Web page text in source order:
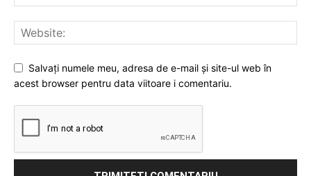
Salvați numele meu, adresa de e-mail și site-ul web în
acest browser pentru data viitoare i comentariu.